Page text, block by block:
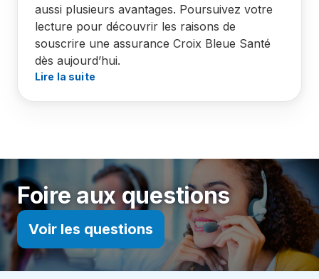
aussi plusieurs avantages. Poursuivez votre
lecture pour découvrir les raisons de
souscrire une assurance Croix Bleue Santé
dès aujourd’hui.
Lire la suite
Foire aux questions
Voir les questions